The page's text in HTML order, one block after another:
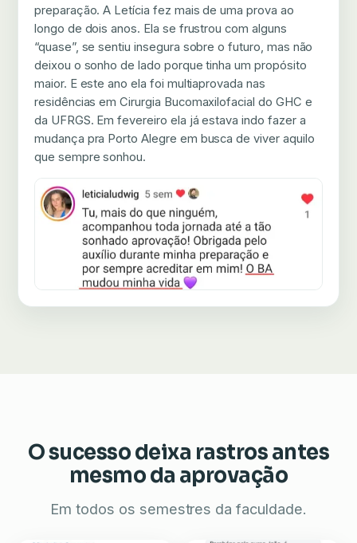
preparação. A Letícia fez mais de uma prova ao
longo de dois anos. Ela se frustrou com alguns
“quase”, se sentiu insegura sobre o futuro, mas não
deixou o sonho de lado porque tinha um propósito
maior. E este ano ela foi multiaprovada nas
residências em Cirurgia Bucomaxilofacial do GHC e
da UFRGS. Em fevereiro ela já estava indo fazer a
mudança pra Porto Alegre em busca de viver aquilo
que sempre sonhou.
O sucesso deixa rastros antes
mesmo da aprovação
Em todos os semestres da faculdade.